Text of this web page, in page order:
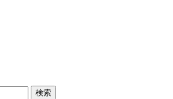
検索